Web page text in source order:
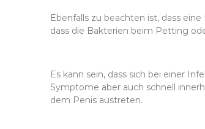
Ebenfalls zu beachten ist, dass
dass die Bakterien beim Petting
Es kann sein, dass sich bei einer
Symptome aber auch schnell
dem Penis austreten.